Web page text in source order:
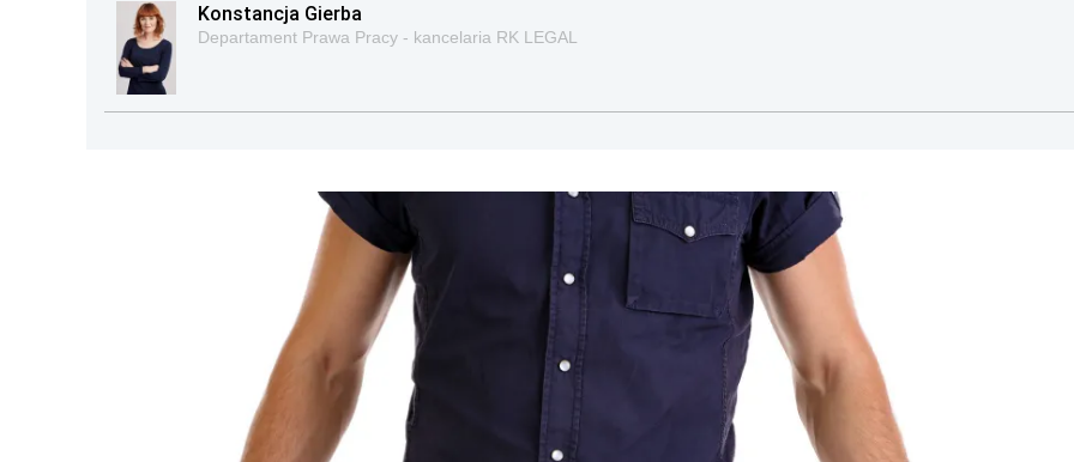
Konstancja Gierba
Departament Prawa Pracy - kancelaria RK LEGAL